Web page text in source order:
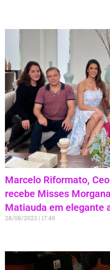
Marcelo Riformato,
recebe Misses
Matiauda em elegante
28/08/2023 17:49